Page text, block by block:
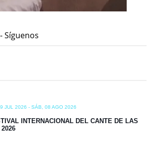
Síguenos
JUL 2026 - SÁB, 08 AGO 2026
INTERNACIONAL DEL CANTE DE LAS
2026